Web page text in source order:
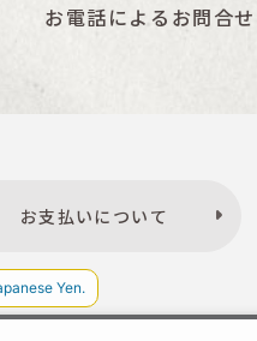
お電話によるお問合せ
お支払いについて